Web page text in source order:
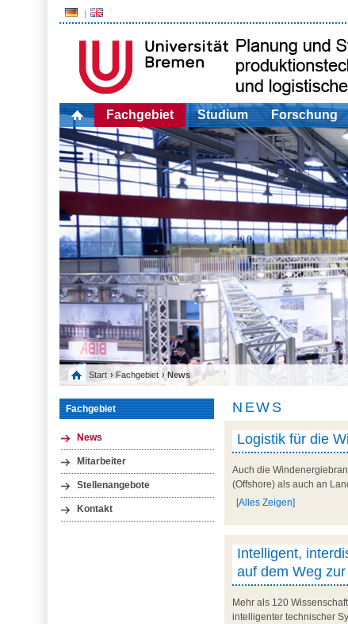
Fachgebiet Studium Forschung
Start › Fachgebiet › News
Fachgebiet
News
Mitarbeiter
Stellenangebote
Kontakt
NEWS
Logistik für die
Auch die
(Offshore) als auch an
[Alles Zeigen]
Intelligent,
auf dem Weg
Mehr als 120
intelligenter technischer